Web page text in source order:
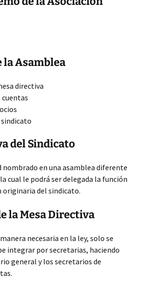
la Asamblea
directiva
del Sindicato
nombrado en una asamblea diferente
cual le podrá ser delegada la función
originaria del sindicato.
la Mesa Directiva
necesaria en la ley, solo se
integrar por secretarias, haciendo
general y los secretarios de